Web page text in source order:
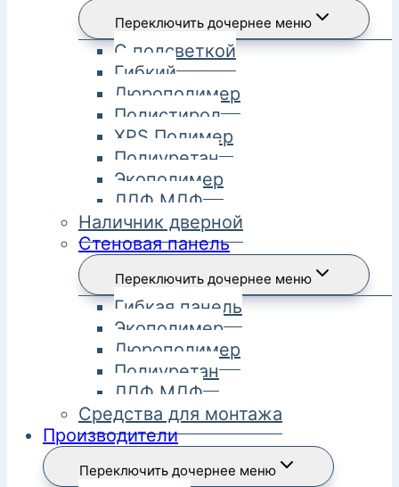
Переключить дочернее меню
С подсветкой
Гибкий
Дюрополимер
Полистирол
XPS Полимер
Полиуретан
Экополимер
ЛДФ МДФ
Наличник дверной
Стеновая панель
Переключить дочернее меню
Гибкая панель
Экополимер
Дюрополимер
Полиуретан
ЛДФ МДФ
Средства для монтажа
Производители
Переключить дочернее меню